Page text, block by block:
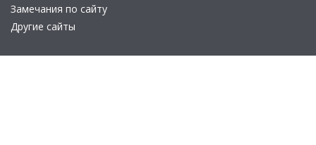
Замечания по сайту
Другие сайты